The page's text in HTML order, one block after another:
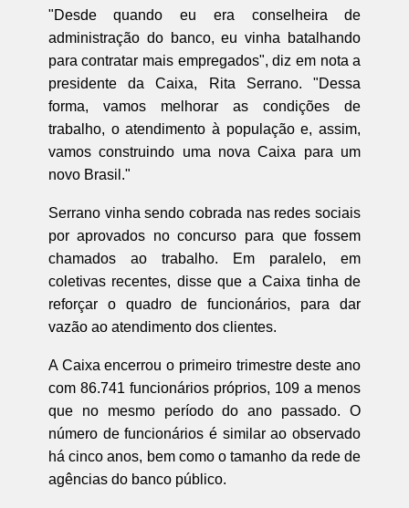
"Desde quando eu era conselheira de
administração do banco, eu vinha batalhando
para contratar mais empregados", diz em nota a
presidente da Caixa, Rita Serrano. "Dessa
forma, vamos melhorar as condições de
trabalho, o atendimento à população e, assim,
vamos construindo uma nova Caixa para um
novo Brasil."
Serrano vinha sendo cobrada nas redes sociais
por aprovados no concurso para que fossem
chamados ao trabalho. Em paralelo, em
coletivas recentes, disse que a Caixa tinha de
reforçar o quadro de funcionários, para dar
vazão ao atendimento dos clientes.
A Caixa encerrou o primeiro trimestre deste ano
com 86.741 funcionários próprios, 109 a menos
que no mesmo período do ano passado. O
número de funcionários é similar ao observado
há cinco anos, bem como o tamanho da rede de
agências do banco público.